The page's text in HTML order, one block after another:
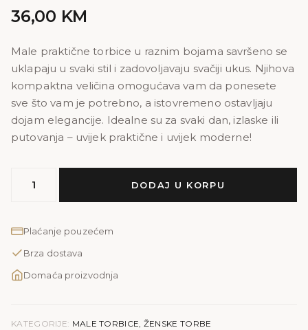
36,00 KM
Male praktične torbice u raznim bojama savršeno se
uklapaju u svaki stil i zadovoljavaju svačiji ukus. Njihova
kompaktna veličina omogućava vam da ponesete
sve što vam je potrebno, a istovremeno ostavljaju
dojam elegancije. Idealne su za svaki dan, izlaske ili
putovanja – uvijek praktične i uvijek moderne!
UNA
količina
DODAJ U KORPU
Plaćanje pouzećem
Brza dostava
Domaća proizvodnja
KATEGORIJE: MALE TORBICE, ŽENSKE TORBE